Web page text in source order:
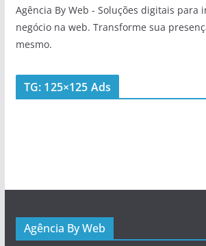
Agência By Web - Soluções digitais para
negócio na web. Transforme sua
mesmo.
TG: 125×125 Ads
Agência By Web